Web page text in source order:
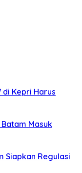
di Kepri Harus
Masuk
Siapkan Regulasi